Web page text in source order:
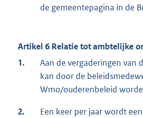
de gemeentepagina in de
Artikel 6 Relatie tot ambtelijke
1.
Aan de vergaderingen van
kan door de
Wmo/ouderenbeleid
2.
Een keer per jaar wordt